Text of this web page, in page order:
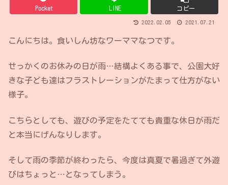
Pocket LINE コピー
2022.02.05 2021.07.21
こんにちは。食いしん坊なワーママなつです。
せっかくのお休みの日が雨…結構よくある事で、公園大好
きな子ども達はフラストレーションがたまって仕方がない
様子。
こちらとしても、遊びの予定をたてても貴重な休日が雨だ
と本当にげんなりします。
そして雨の季節が終わったら、今度は真夏で暑過ぎて外遊
びはちょっと…となってしまう。